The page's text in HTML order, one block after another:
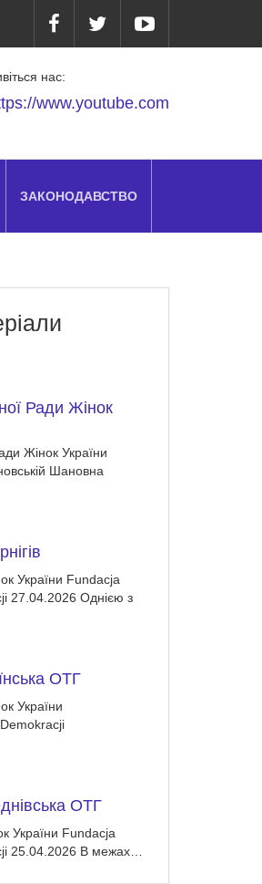
нас:
www.youtube.com
ЗАКОНОДАВСТВО
Ради Жінок
Жінок України
Шановна
України Fundacja
27.04.2026 Однією з
ОТГ
України
ОТГ
України Fundacja
25.04.2026 В межах…